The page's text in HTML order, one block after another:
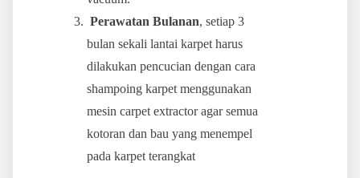
Perawatan Bulanan, setiap 3
bulan sekali lantai karpet harus
dilakukan pencucian dengan cara
shampoing karpet menggunakan
mesin carpet extractor agar semua
kotoran dan bau yang menempel
pada karpet terangkat